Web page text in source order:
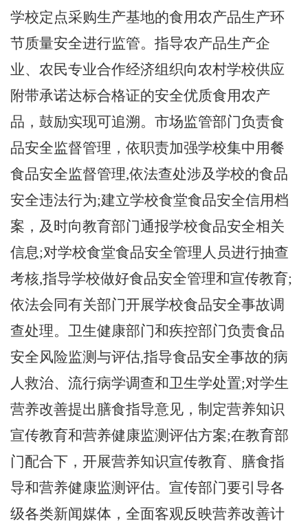
学校定点采购生产基地的食用农产品生产环
节质量安全进行监管。指导农产品生产企
业、农民专业合作经济组织向农村学校供应
附带承诺达标合格证的安全优质食用农产
品，鼓励实现可追溯。市场监管部门负责食
品安全监督管理 ， 依职责加强学校集中用餐
食品安全监督管理,依法查处涉及学校的食品
安全违法行为;建立学校食堂食品安全信用档
案，及时向教育部门通报学校食品安全相关
信息;对学校食堂食品安全管理人员进行抽查
考核,指导学校做好食品安全管理和宣传教育;
依法会同有关部门开展学校食品安全事故调
查处理。卫生健康部门和疾控部门负责食品
安全风险监测与评估,指导食品安全事故的病
人救治、流行病学调查和卫生学处置;对学生
营养改善提出膳食指导意见，制定营养知识
宣传教育和营养健康监测评估方案;在教育部
门配合下，开展营养知识宣传教育、膳食指
导和营养健康监测评估。宣传部门要引导各
级各类新闻媒体，全面客观反映营养改善计